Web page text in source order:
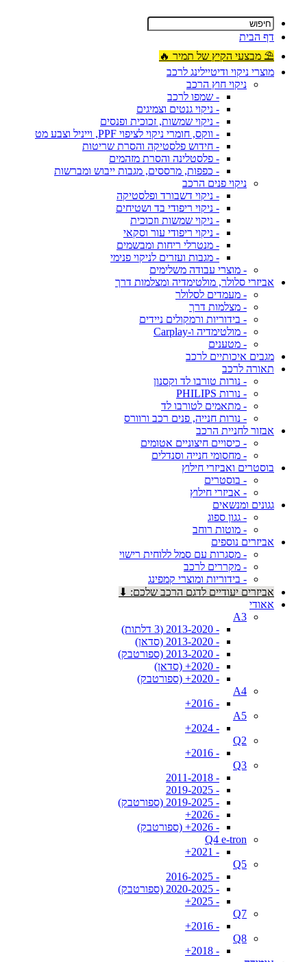
דף הבית
⛱ מבצעי הקיץ של תמיר 🔥
מוצרי ניקוי ודיטיילינג לרכב
ניקוי חוץ הרכב
- שמפו לרכב
- ניקוי גנטים וצמיגים
- ניקוי שמשות, זכוכית ופנסים
- ווקס, חומרי ניקוי לציפוי PPF, וייניל וצבע מט
- חידוש פלסטיקה והסרת שריטות
- פלסטלינה והסרת מזהמים
- כפפות, מרססים, מגבות ייבוש ומברשות
ניקוי פנים הרכב
- ניקוי דשבורד ופלסטיקה
- ניקוי ריפודי בד ושטיחים
- ניקוי שמשות וזכוכית
- ניקוי ריפודי עור וסקאי
- מנטרלי ריחות ומבשמים
- מגבות ועזרים לניקוי פנימי
- מוצרי עבודה משלימים
אביזרי סלולר, מולטימדיה ומצלמות דרך
- מעמדים לסלולר
- מצלמות דרך
- בידוריות ורמקולים ניידים
- מולטימדיה ו-Carplay
- מטענים
מגבים איכותיים לרכב
תאורה לרכב
- נורות טורבו לד וקסנון
- נורות PHILIPS
- מתאמים לטורבו לד
- נורות חנייה, פנים רכב ורוורס
אבזור לחניית הרכב
- כיסויים חיצוניים אטומים
- מחסומי חנייה וסנדלים
בוסטרים ואביזרי חילוץ
- בוסטרים
- אביזרי חילוץ
גגונים ומנשאים
- גגון ספוג
- מוטות רוחב
אביזרים נוספים
- מסגרות עם סמל ללוחית רישוי
- מקררים לרכב
- בידוריות ומוצרי קמפינג
אביזרים יעודיים לדגם הרכב שלכם: ⬇
אאודי
A3
- 2013-2020 (3 דלתות)
- 2013-2020 (סדאן)
- 2013-2020 (ספורטבק)
- 2020+ (סדאן)
- 2020+ (ספורטבק)
A4
- 2016+
A5
- 2024+
Q2
- 2016+
Q3
- 2011-2018
- 2019-2025
- 2019-2025 (ספורטבק)
- 2026+
- 2026+ (ספורטבק)
Q4 e-tron
- 2021+
Q5
- 2016-2025
- 2020-2025 (ספורטבק)
- 2025+
Q7
- 2016+
Q8
- 2018+